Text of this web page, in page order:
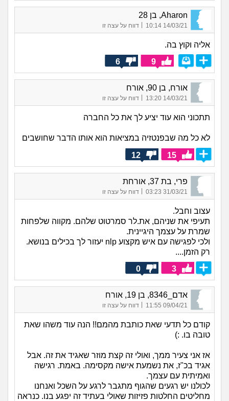
Aharon, בן 28
14/03/21 10:14 דווח על עצה זו
אליה וקוץ בה.
9
6
אורח, בן 90, אורח
14/03/21 13:20 דווח על עצה זו
תתכוני הוא עוד יציע לך את כל החברה
לא כל מה שבפנטזיה במציאות הוא אותו הדבר שחושבים
15
12
פרי, בת 37, אורחת
31/03/21 03:23
| דווח על עצה זו
עצוב וחבל.
תעיפי את שניהם, את.לר סמרטוט שלהם. מקווה שלפחות
שמרת על עצמך היגיינית.
ולכי לפגישה עם איש מקצוע nlp יעזור לך בכילים בנושא.
רק הזמן....
3
0
אדם_8346, בן 19, אורח
09/04/21 11:55
| דווח על עצה זו
קודם כל תדעי שאת כותבת מהמם!! הנה עוד משהו שאת
טובה בו. :)
אז אני צעיר ממך, ואולי זה קצת מוזר שאגיד את זה. אבל
אגיד בכ"ז, את נשמעת אישה מקסימה. באמת. רגישה
ואמיתית עם עצמך.
לכולנו יש רגעים שהגוף מתגבר לרגע על השכל ואנחנו
מחליטים החלטות פזיזות שאולי בעתיד זה יפגע בנו. כנראה